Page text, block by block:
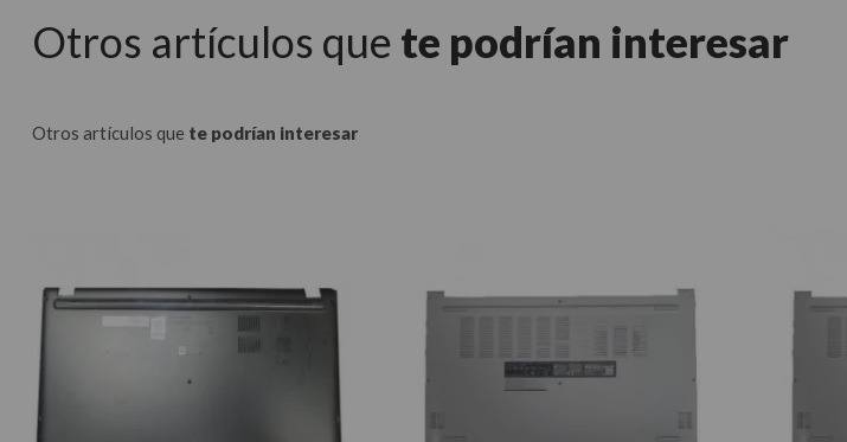
Otros artículos que te podrían interesar
Otros artículos que te podrían interesar